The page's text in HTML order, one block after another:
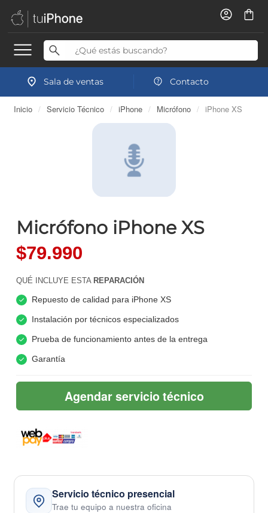
Sala de ventas Contacto
Inicio / Servicio Técnico / iPhone / Micrófono / iPhone XS
Micrófono iPhone XS
$79.990
QUÉ INCLUYE ESTA REPARACIÓN
Repuesto de calidad para iPhone XS
Instalación por técnicos especializados
Prueba de funcionamiento antes de la entrega
Garantía
Agendar servicio técnico
Servicio técnico presencial
Trae tu equipo a nuestra oficina